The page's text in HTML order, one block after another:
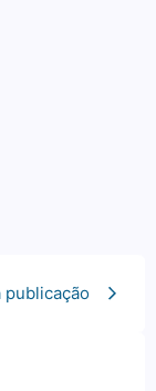
publicação